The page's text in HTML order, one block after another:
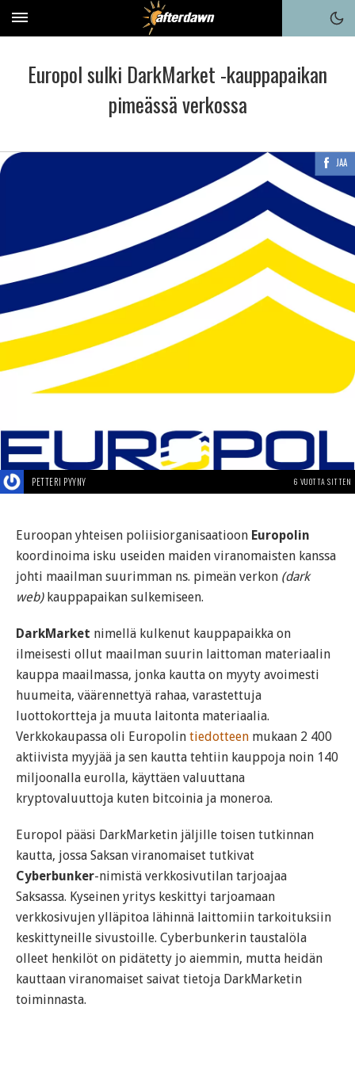
Europol sulki DarkMarket -kauppapaikan
pimeässä verkossa
JAA
PETTERI PYYNY 6 VUOTTA SITTEN
Euroopan yhteisen poliisiorganisaatioon Europolin
koordinoima isku useiden maiden viranomaisten kanssa
johti maailman suurimman ns. pimeän verkon (dark
web)kauppapaikan sulkemiseen.
DarkMarket nimellä kulkenut kauppapaikka on
ilmeisesti ollut maailman suurin laittoman materiaalin
kauppa maailmassa, jonka kautta on myyty avoimesti
huumeita, väärennettyä rahaa, varastettuja
luottokortteja ja muuta laitonta materiaalia.
Verkkokaupassa oli Europolin tiedotteen mukaan 2 400
aktiivista myyjää ja sen kautta tehtiin kauppoja noin 140
miljoonalla eurolla, käyttäen valuuttana
kryptovaluuttoja kuten bitcoinia ja moneroa.
Europol pääsi DarkMarketin jäljille toisen tutkinnan
kautta, jossa Saksan viranomaiset tutkivat
Cyberbunker-nimistä verkkosivutilan tarjoajaa
Saksassa. Kyseinen yritys keskittyi tarjoamaan
verkkosivujen ylläpitoa lähinnä laittomiin tarkoituksiin
keskittyneille sivustoille. Cyberbunkerin taustalöla
olleet henkilöt on pidätetty jo aiemmin, mutta heidän
kauttaan viranomaiset saivat tietoja DarkMarketin
toiminnasta.